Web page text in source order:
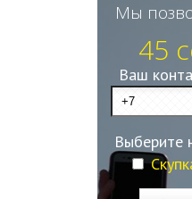
Мы
45
Ваш
Выберите